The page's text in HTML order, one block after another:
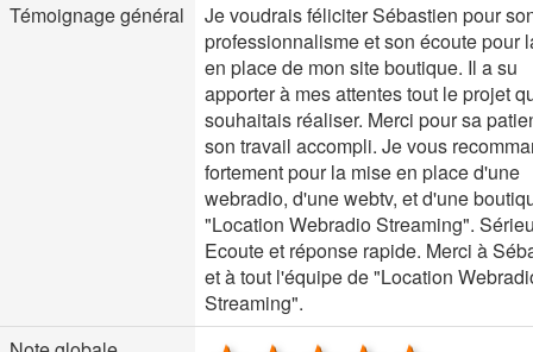
Témoignage général
Je voudrais féliciter Sébastien pour
professionnalisme et son écoute pour
en place de mon site boutique. Il a su
apporter à mes attentes tout le projet
souhaitais réaliser. Merci pour sa
son travail accompli. Je vous
fortement pour la mise en place d'une
webradio, d'une webtv, et d'une
"Location Webradio Streaming".
Ecoute et réponse rapide. Merci à
et à tout l'équipe de "Location
Streaming".